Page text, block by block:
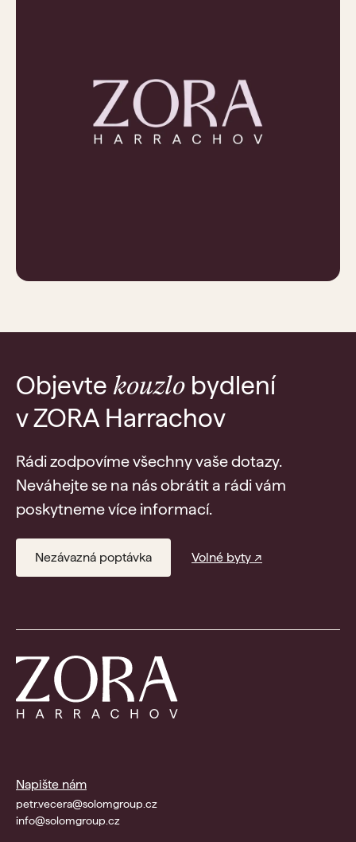
Objevte kouzlo bydlení
v ZORA Harrachov
Rádi zodpovíme všechny vaše dotazy.
Neváhejte se na nás obrátit a rádi vám
poskytneme více informací.
Nezávazná poptávka Volné byty ↗
Napište nám
petr.vecera@solomgroup.cz
info@solomgroup.cz